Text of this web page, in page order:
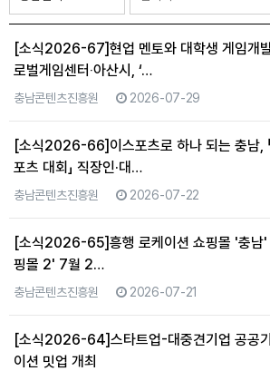
[소식2026-67]현업 멘토와 대학생 게임개
로벌게임센터‧아산시, ‘…
충남콘텐츠진흥원 2026-07-29
[소식2026-66]이스포츠로 하나 되는 충남,
포츠 대회」 직장인·대…
충남콘텐츠진흥원 2026-07-22
[소식2026-65]흥행 로케이션 쇼핑몰 '충남'
핑몰 2' 7월 2…
충남콘텐츠진흥원 2026-07-21
[소식2026-64]스타트업-대중견기업 공공
이션 밋업 개최